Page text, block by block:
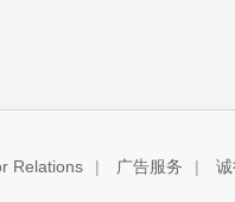
Relations | 广告服务 |